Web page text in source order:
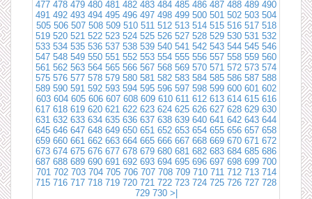
477 478 479 480 481 482 483 484 485 486 487 488 489 490
491 492 493 494 495 496 497 498 499 500 501 502 503 504
505 506 507 508 509 510 511 512 513 514 515 516 517 518
519 520 521 522 523 524 525 526 527 528 529 530 531 532
533 534 535 536 537 538 539 540 541 542 543 544 545 546
547 548 549 550 551 552 553 554 555 556 557 558 559 560
561 562 563 564 565 566 567 568 569 570 571 572 573 574
575 576 577 578 579 580 581 582 583 584 585 586 587 588
589 590 591 592 593 594 595 596 597 598 599 600 601 602
603 604 605 606 607 608 609 610 611 612 613 614 615 616
617 618 619 620 621 622 623 624 625 626 627 628 629 630
631 632 633 634 635 636 637 638 639 640 641 642 643 644
645 646 647 648 649 650 651 652 653 654 655 656 657 658
659 660 661 662 663 664 665 666 667 668 669 670 671 672
673 674 675 676 677 678 679 680 681 682 683 684 685 686
687 688 689 690 691 692 693 694 695 696 697 698 699 700
701 702 703 704 705 706 707 708 709 710 711 712 713 714
715 716 717 718 719 720 721 722 723 724 725 726 727 728
729 730 >|